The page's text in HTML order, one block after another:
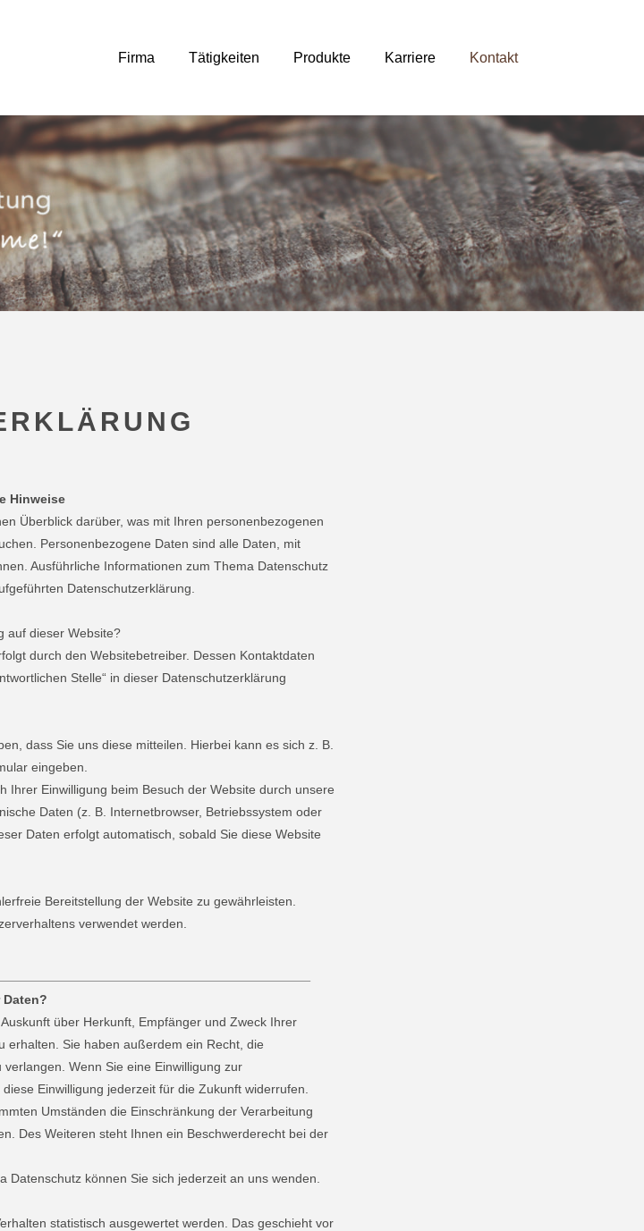
Firma Tätigkeiten Produkte Karriere Kontakt
Hinweise
Überblick darüber, was mit Ihren personenbezogenen
Personenbezogene Daten sind alle Daten, mit
Ausführliche Informationen zum Thema Datenschutz
Datenschutzerklärung.
auf dieser Website?
durch den Websitebetreiber. Dessen Kontaktdaten
Stelle“ in dieser Datenschutzerklärung
dass Sie uns diese mitteilen. Hierbei kann es sich z. B.
eingeben.
Ihrer Einwilligung beim Besuch der Website durch unsere
Daten (z. B. Internetbrowser, Betriebssystem oder
Daten erfolgt automatisch, sobald Sie diese Website
Bereitstellung der Website zu gewährleisten.
verwendet werden.
über Herkunft, Empfänger und Zweck Ihrer
erhalten. Sie haben außerdem ein Recht, die
Wenn Sie eine Einwilligung zur
Einwilligung jederzeit für die Zukunft widerrufen.
Umständen die Einschränkung der Verarbeitung
Des Weiteren steht Ihnen ein Beschwerderecht bei der
Datenschutz können Sie sich jederzeit an uns wenden.
statistisch ausgewertet werden. Das geschieht vor